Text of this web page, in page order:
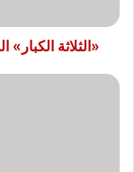
«الثلاثة
جون